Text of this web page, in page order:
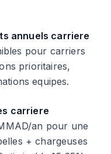
annuels carriere
pour carriers
prioritaires,
equipes.
carriere
an pour une
+ chargeuses